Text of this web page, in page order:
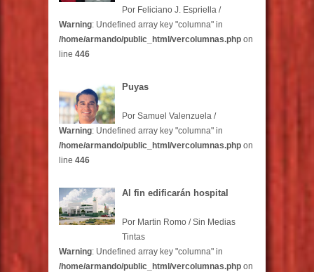
Por Feliciano J. Espriella /
Warning: Undefined array key "columna" in
/home/armando/public_html/vercolumnas.php on
line 446
Puyas
Por Samuel Valenzuela /
Warning: Undefined array key "columna" in
/home/armando/public_html/vercolumnas.php on
line 446
Al fin edificarán hospital
Por Martin Romo / Sin Medias
Tintas
Warning: Undefined array key "columna" in
/home/armando/public_html/vercolumnas.php on